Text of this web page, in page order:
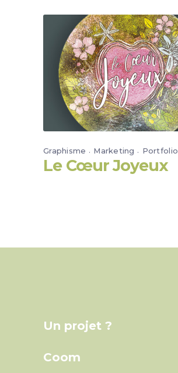
Graphisme Marketing Portfolio
Le Cœur Joyeux
Un projet ?
Coom